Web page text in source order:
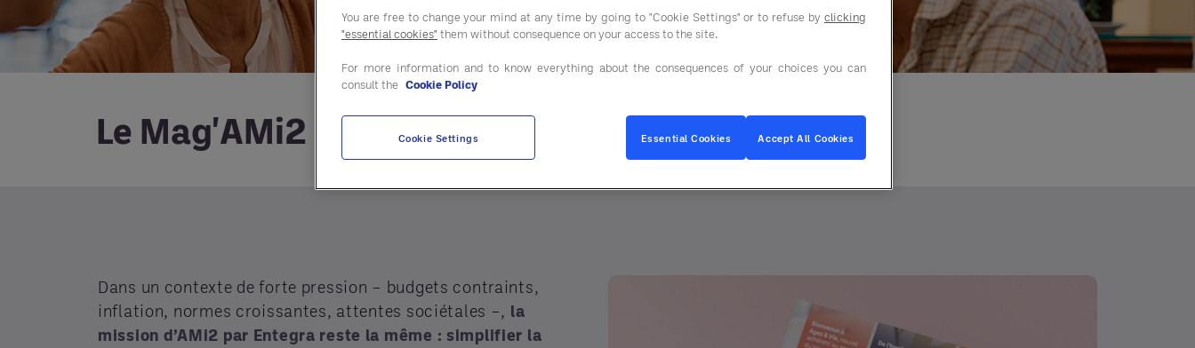
Le Mag'AMi2 n°3 - Novembre 2025
Dans un contexte de forte pression – budgets contraints,
inflation, normes croissantes, attentes sociétales –, la
mission d’AMi2 par Entegra reste la même : simplifier la
You are free to change your mind at any time by going to "Cookie Settings" or to refuse by clicking
"essential cookies" them without consequence on your access to the site.
For more information and to know everything about the consequences of your choices you can
consult the Cookie Policy
Cookie Settings Essential Cookies Accept All Cookies